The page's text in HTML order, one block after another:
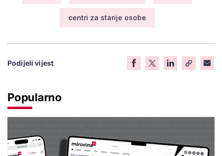
centri za starije osobe
Podijeli vijest
Popularno